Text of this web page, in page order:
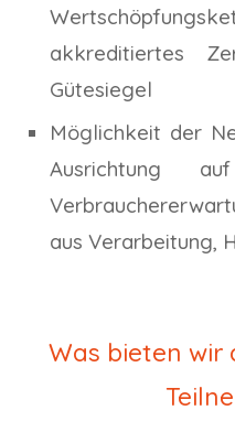
akkreditiertes
Gütesiegel
Möglichkeit der
Ausrichtung
aus Verarbeitung,
Was bieten wir